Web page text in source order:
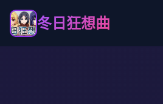
冬日狂想曲